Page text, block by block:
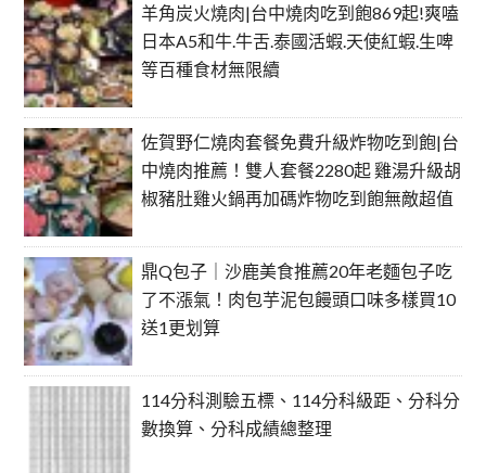
羊角炭火燒肉|台中燒肉吃到飽869起!爽嗑
日本A5和牛.牛舌.泰國活蝦.天使紅蝦.生啤
等百種食材無限續
佐賀野仁燒肉套餐免費升級炸物吃到飽|台
中燒肉推薦！雙人套餐2280起 雞湯升級胡
椒豬肚雞火鍋再加碼炸物吃到飽無敵超值
鼎Q包子｜沙鹿美食推薦20年老麵包子吃
了不漲氣！肉包芋泥包饅頭口味多樣買10
送1更划算
114分科測驗五標、114分科級距、分科分
數換算、分科成績總整理